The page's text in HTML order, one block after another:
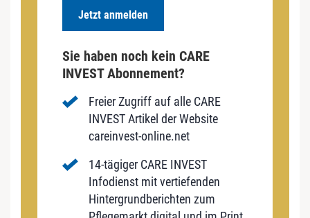
Jetzt anmelden
Sie haben noch kein CARE
INVEST Abonnement?
Freier Zugriff auf alle CARE
INVEST Artikel der Website
careinvest-online.net
14-tägiger CARE INVEST
Infodienst mit vertiefenden
Hintergrundberichten zum